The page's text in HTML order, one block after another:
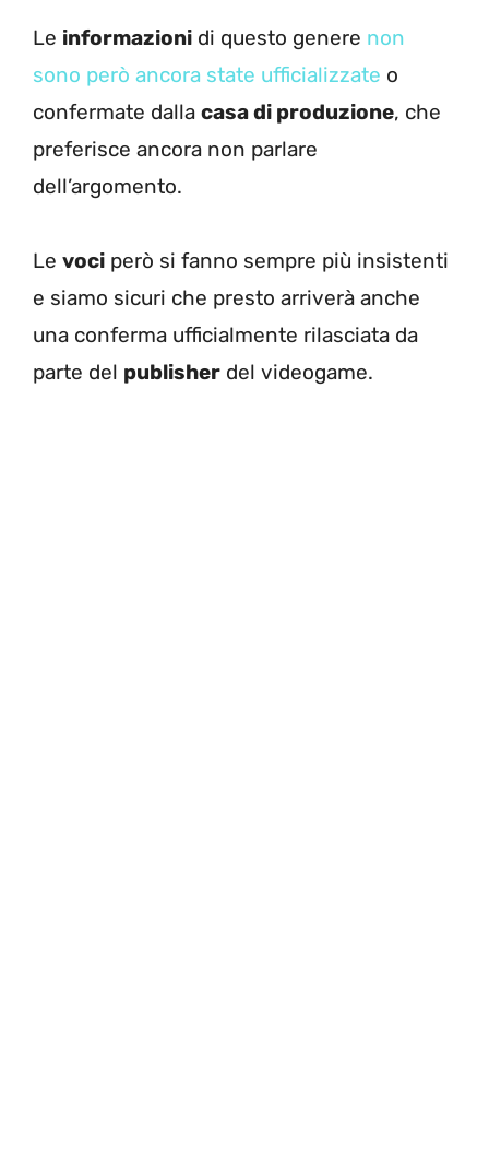
Le informazioni di questo genere non
sono però ancora state ufficializzate o
confermate dalla casa di produzione, che
preferisce ancora non parlare
dell’argomento.
Le voci però si fanno sempre più insistenti
e siamo sicuri che presto arriverà anche
una conferma ufficialmente rilasciata da
parte del publisher del videogame.